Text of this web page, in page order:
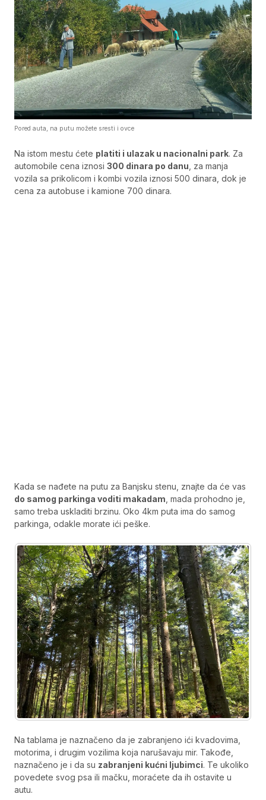
Pored auta, na putu možete sresti i ovce
Na istom mestu ćete platiti i ulazak u nacionalni park. Za
automobile cena iznosi 300 dinara po danu , za manja
vozila sa prikolicom i kombi vozila iznosi 500 dinara, dok je
cena za autobuse i kamione 700 dinara.
Kada se nađete na putu za Banjsku stenu, znajte da će vas
do samog parkinga voditi makadam , mada prohodno je,
samo treba uskladiti brzinu. Oko 4km puta ima do samog
parkinga, odakle morate ići peške.
Na tablama je naznačeno da je zabranjeno ići kvadovima,
motorima, i drugim vozilima koja narušavaju mir. Takođe,
naznačeno je i da su zabranjeni kućni ljubimci. Te ukoliko
povedete svog psa ili mačku, moraćete da ih ostavite u
autu.